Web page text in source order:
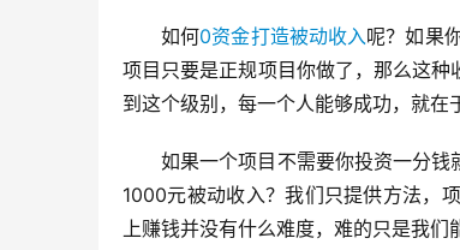
如何0资金打造被动收入呢？如果
项目只要是正规项目你做了，那么这
到这个级别，每一个人能够成功，就在
如果一个项目不需要你投资一分
1000元被动收入？我们只提供方法，
上赚钱并没有什么难度，难的只是我们